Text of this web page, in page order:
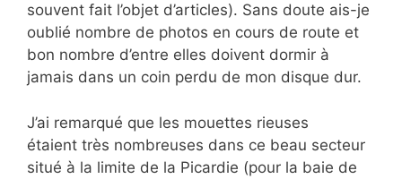
souvent fait l’objet d’articles). Sans doute ais-je
oublié nombre de photos en cours de route et
bon nombre d’entre elles doivent dormir à
jamais dans un coin perdu de mon disque dur.
J’ai remarqué que les mouettes rieuses
étaient très nombreuses dans ce beau secteur
situé à la limite de la Picardie (pour la baie de